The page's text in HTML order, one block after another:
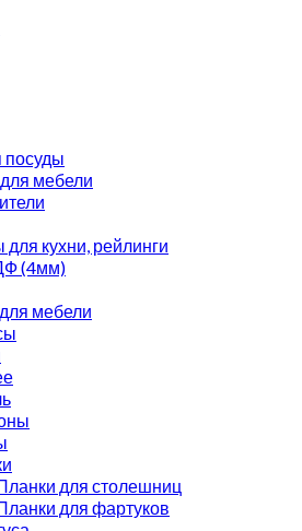
мебели
кухни, рейлинги
(4мм)
мебели
для столешниц
для фартуков